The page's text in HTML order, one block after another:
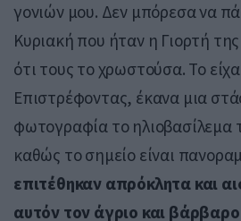
γονιών μου. Δεν μπόρεσα να
Κυριακή που ήταν η Γιορτή
ότι τους το χρωστούσα. Το
Επιστρέφοντας, έκανα μια
φωτογραφία το ηλιοβασίλεμα
καθώς το σημείο είναι
επιτέθηκαν απρόκλητα και
αυτόν τον άγριο και